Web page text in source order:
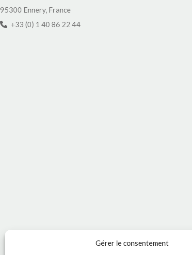
Gérer le consentement
95300 Ennery, France
+33 (0) 1 40 86 22 44